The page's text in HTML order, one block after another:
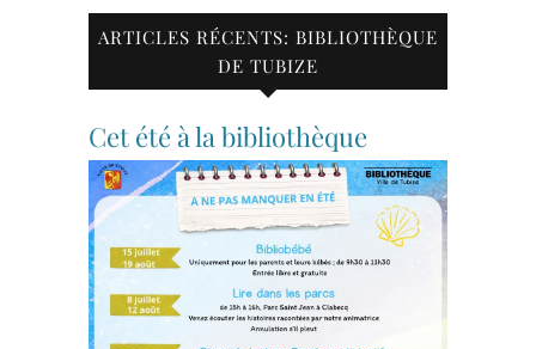
ARTICLES RÉCENTS: BIBLIOTHÈQUE
DE TUBIZE
Cet été à la bibliothèque